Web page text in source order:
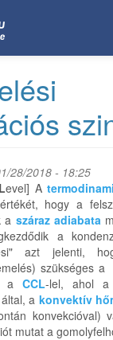
28/2018 - 18:25
Level] A
hogy a
a száraz adiabata
a
azt jelenti,
szükséges
aCCL-lel, ahol a
a konvektív
konvekcióval)
mutat a